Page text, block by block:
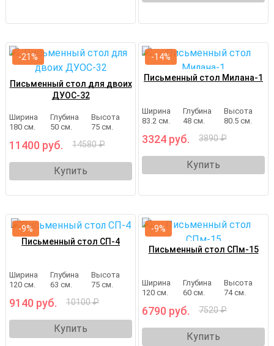
Письменный стол для двоих
ДУОС-32
Ширина
180 см.
Глубина
50 см.
Высота
75 см.
11400 руб. 14580 ₽
Купить
-21%
Письменный стол Милана-1
Ширина
83.2 см.
Глубина
48 см.
Высота
80.5 см.
3324 руб. 3890 ₽
Купить
-14%
Письменный стол СП-4
Ширина
120 см.
Глубина
63 см.
Высота
75 см.
9140 руб. 10100 ₽
Купить
-9%
Письменный стол СПм-15
Ширина
120 см.
Глубина
60 см.
Высота
74 см.
6790 руб. 7520 ₽
Купить
-9%